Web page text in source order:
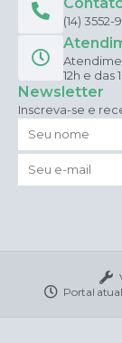
(14) 3552-
12h e das
Newsletter
Inscreva-se e
Portal